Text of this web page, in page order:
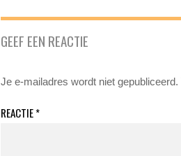
GEEF EEN REACTIE
Je e-mailadres wordt niet gepubliceerd.
REACTIE*